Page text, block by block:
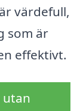
värdefull,
som är
effektivt.
utan